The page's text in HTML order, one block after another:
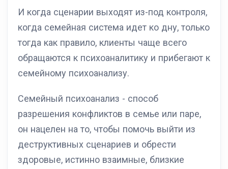
И когда сценарии выходят из-под контроля,
когда семейная система идет ко дну, только
тогда как правило, клиенты чаще всего
обращаются к психоаналитику и прибегают к
семейному психоанализу.
Семейный психоанализ - способ
разрешения конфликтов в семье или паре,
он нацелен на то, чтобы помочь выйти из
деструктивных сценариев и обрести
здоровые, истинно взаимные, близкие